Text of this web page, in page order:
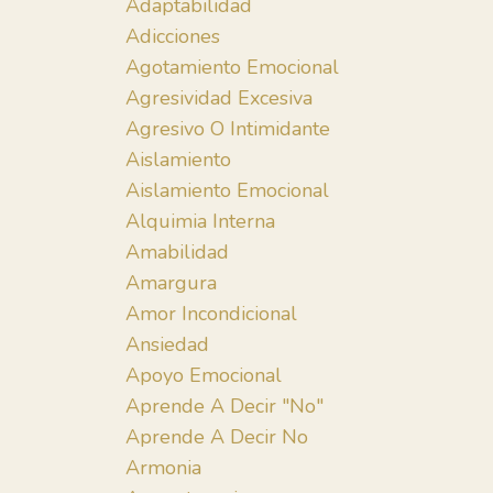
Adicciones
Agotamiento Emocional
Agresividad Excesiva
Agresivo O Intimidante
Aislamiento
Aislamiento Emocional
Alquimia Interna
Amabilidad
Amargura
Amor Incondicional
Ansiedad
Apoyo Emocional
Aprende A Decir "no"
Aprende A Decir No
Armonia